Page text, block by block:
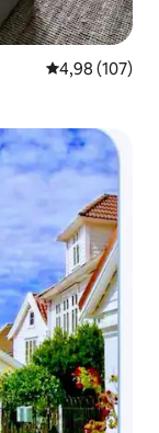
Μέση
4,98 (107)